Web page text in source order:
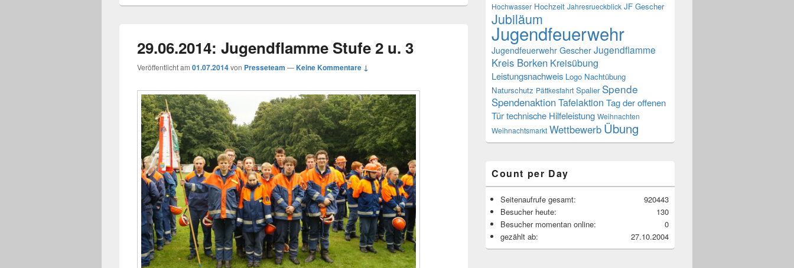
29.06.2014: Jugendflamme Stufe 2 u. 3
Veröffentlicht am 01.07.2014von Presseteam —Keine Kommentare ↓
Hochwasser Hochzeit Jahresrueckblick JF Gescher
Jubiläum
Jugendfeuerwehr
Jugendfeuerwehr Gescher Jugendflamme
Kreis Borken Kreisübung
Leistungsnachweis Logo Nachtübung
Naturschutz Pättkesfahrt Spalier Spende
SpendenaktionTafelaktion Tag der offenen
Türtechnische Hilfeleistung Weihnachten
Weihnachtsmarkt Wettbewerb Übung
Count per Day
920443
Seitenaufrufe gesamt:
130
Besucher heute:
0
Besucher momentan online:
27.10.2004
gezählt ab: